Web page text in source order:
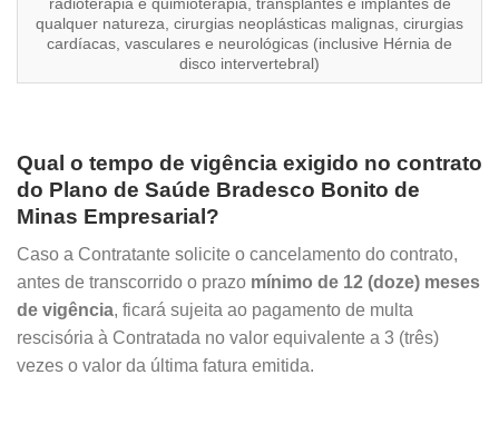
qualquer natureza, cirurgias neoplásticas malignas, cirurgias
cardíacas, vasculares e neurológicas (inclusive Hérnia de
disco intervertebral)
Qual o tempo de vigência exigido no contrato
do Plano de Saúde Bradesco Bonito de
Minas Empresarial?
Caso a Contratante solicite o cancelamento do contrato,
antes de transcorrido o prazo mínimo de 12 (doze) meses
de vigência, ficará sujeita ao pagamento de multa
rescisória à Contratada no valor equivalente a 3 (três)
vezes o valor da última fatura emitida.